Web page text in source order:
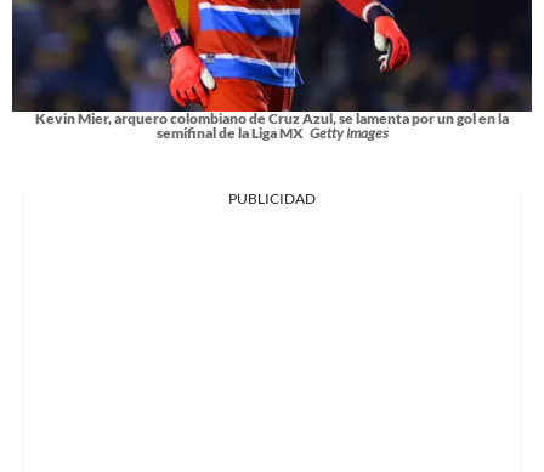
Kevin Mier, arquero colombiano de Cruz Azul, se lamenta por un gol en la
semifinal de la Liga MX Getty Images
PUBLICIDAD